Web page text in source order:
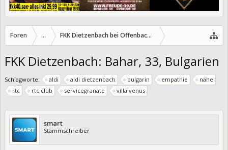
Foren ... FKK Dietzenbach bei Offenbach/Hessen
FKK Dietzenbach: Bahar, 33, Bulgarien
Schlagworte: aldi aldi dietzenbach bulgarin empathie
nähe
rtc
rtc club servicegranate villa venus
smart
Stammschreiber